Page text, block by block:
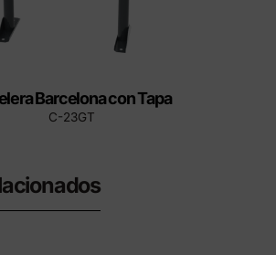
Barcelona con Tapa
C-23GT